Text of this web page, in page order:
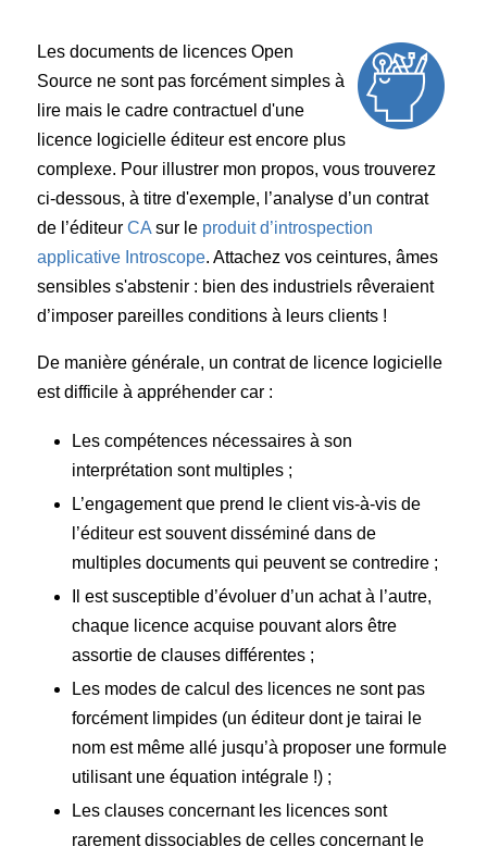
Les documents de licences Open
Source ne sont pas forcément simples à
lire mais le cadre contractuel d'une
licence logicielle éditeur est encore plus
complexe. Pour illustrer mon propos, vous trouverez
ci-dessous, à titre d'exemple, l’analyse d’un contrat
de l’éditeurCA sur le produit d’introspection
applicative Introscope. Attachez vos ceintures, âmes
sensibles s'abstenir : bien des industriels rêveraient
d’imposer pareilles conditions à leurs clients !
De manière générale, un contrat de licence logicielle
est difficile à appréhender car :
Les compétences nécessaires à son
interprétation sont multiples ;
L’engagement que prend le client vis-à-vis de
l’éditeur est souvent disséminé dans de
multiples documents qui peuvent se contredire ;
Il est susceptible d’évoluer d’un achat à l’autre,
chaque licence acquise pouvant alors être
assortie de clauses différentes ;
Les modes de calcul des licences ne sont pas
forcément limpides (un éditeur dont je tairai le
nom est même allé jusqu’à proposer une formule
utilisant une équation intégrale !) ;
Les clauses concernant les licences sont
rarement dissociables de celles concernant le